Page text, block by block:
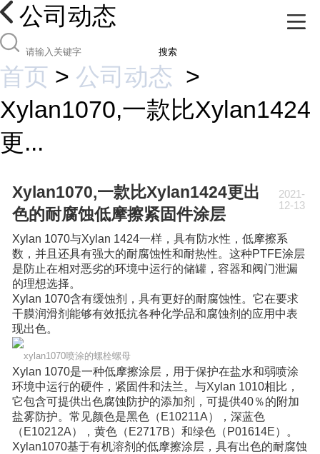
公司动态
搜索
首页 > 公司动态 >
Xylan1070,一款比Xylan1424
更...
Xylan1070,一款比Xylan1424更出
色的耐腐蚀低摩擦紧固件涂层
2021-
12-13
Xylan 1070与Xylan 1424一样，具有防水性，低摩擦系
数，并且还具有强大的耐腐蚀性和耐热性。这种PTFE涂层
是防止在相对恶劣的环境中运行的储罐，容器和阀门泄漏
的理想选择。
Xylan 1070含有缓蚀剂，具有更好的耐腐蚀性。它在要求
干膜润滑剂能够有效抵抗各种化学品和腐蚀剂的应用中表
现出色。
xylan1070喷涂的螺栓螺母
Xylan 1070是一种低摩擦涂层，用于保护在盐水和弱喷涂
环境中运行的硬件，紧固件和法兰。与Xylan 1010相比，
它包含可提供出色腐蚀防护的添加剂，可提供40％的附加
盐雾防护。常见颜色是黑色（E10211A），深蓝色
（E10212A），黄色（E2717B）和绿色（P01614E）。
Xylan1070基于有机溶剂的低摩擦涂层，具有出色的耐腐蚀